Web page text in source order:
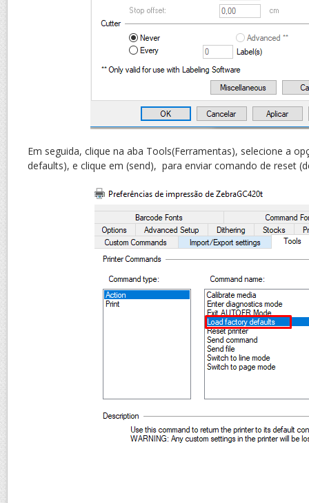
Em seguida, clique na aba Tools(Ferramentas), selecione a
defaults), e clique em (send), para enviar comando de reset